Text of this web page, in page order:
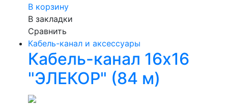
В корзину
В закладки
Сравнить
Кабель-канал и аксессуары
Кабель-канал 16х16
"ЭЛЕКОР" (84 м)